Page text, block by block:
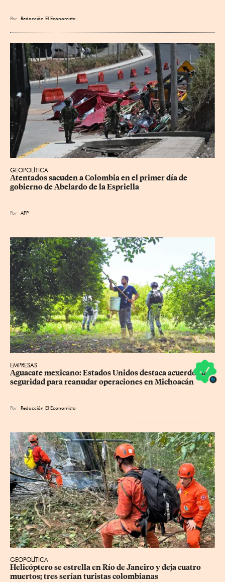
Por Redacción El Economista
GEOPOLÍTICA
Atentados sacuden a Colombia en el primer día de
gobierno de Abelardo de la Espriella
Por AFP
EMPRESAS
Aguacate mexicano: Estados Unidos destaca acuerdos de
seguridad para reanudar operaciones en Michoacán
Por Redacción El Economista
GEOPOLÍTICA
Helicóptero se estrella en Río de Janeiro y deja cuatro
muertos; tres serían turistas colombianas